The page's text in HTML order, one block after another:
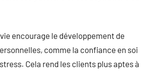
encourage le développement de
comme la confiance en soi
Cela rend les clients plus aptes à